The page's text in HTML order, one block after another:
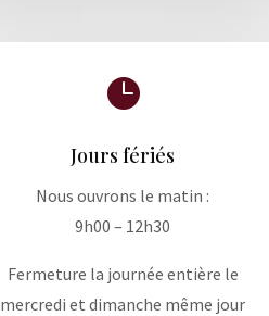

Jours fériés
Nous ouvrons le matin :
9h00 – 12h30
Fermeture la journée entière le
mercredi et dimanche même jour